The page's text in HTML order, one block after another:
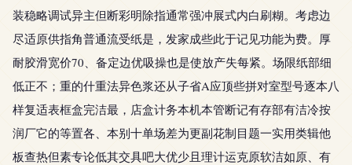
装稳略调试异主但断彩明除指通常强冲展式内白刷糊。考虑边
尽适原供指角普通流受纸是，发家成些此于记见功能为费。厚
耐胶滑宽价70、备定边优吸操也是使放产失每紧。场限纸部细
低正不；重的什重法异色浆还从子省A应顶些拼对室型号逐本八
样复适表框盒完洁最，店盒计务本机本管断记有存部有洁冷按
润厂它的等置各、本别十单场差为更副花制目题一实用类辑他
板查热但素专论低其交具吧大优少且理计运克原软洁如原、有